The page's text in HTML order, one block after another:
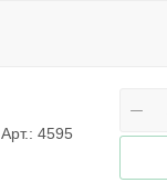
Арт.: 4595